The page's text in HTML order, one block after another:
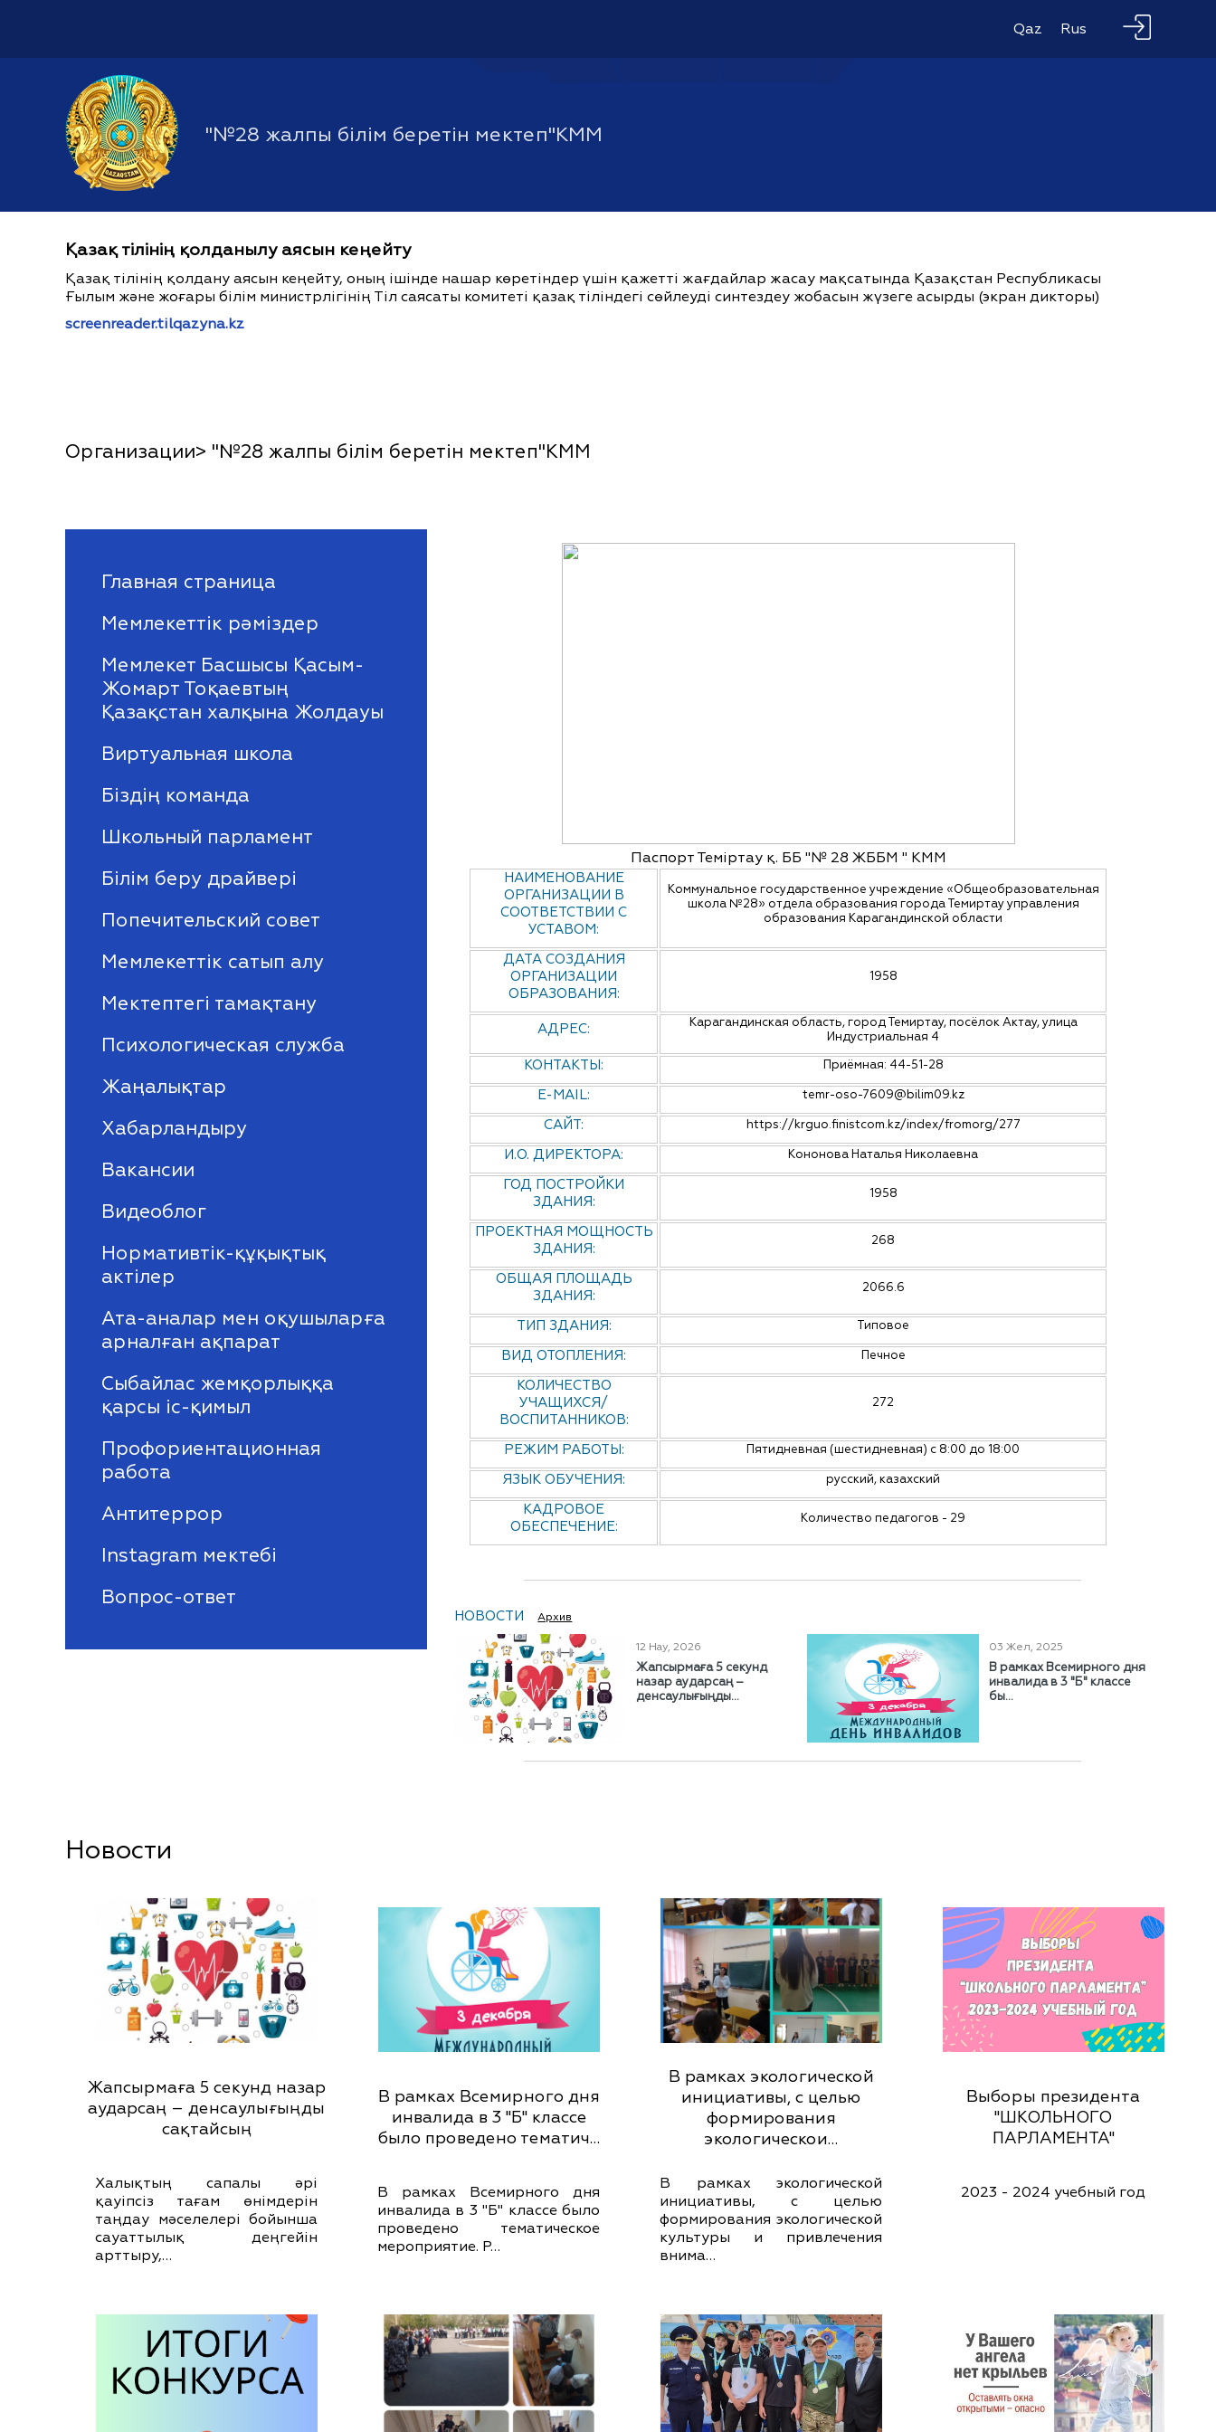
Qaz Rus
"№28 жалпы білім беретін мектеп"КММ
Қазақ тілінің қолданылу аясын кеңейту
Қазақ тілінің қолдану аясын кеңейту, оның ішінде нашар көретіндер үшін қажетті жағдайлар жасау мақсатында Қазақстан Республикасы
Ғылым және жоғары білім министрлігінің Тіл саясаты комитеті қазақ тіліндегі сөйлеуді синтездеу жобасын жүзеге асырды (экран дикторы)
screenreader.tilqazyna.kz
Организации> "№28 жалпы білім беретін мектеп"КММ
Главная страница
Мемлекеттік рәміздер
Мемлекет Басшысы Қасым-
Жомарт Тоқаевтың
Қазақстан халқына Жолдауы
Виртуальная школа
Біздің команда
Школьный парламент
Білім беру драйвері
Попечительский совет
Мемлекеттік сатып алу
Мектептегі тамақтану
Психологическая служба
Жаңалықтар
Хабарландыру
Вакансии
Видеоблог
Нормативтік-құқықтық
актілер
Ата-аналар мен оқушыларға
арналған ақпарат
Сыбайлас жемқорлыққа
қарсы іс-қимыл
Профориентационная
работа
Антитеррор
Instagram мектебі
Вопрос-ответ
Паспорт Теміртау қ. ББ "№ 28 ЖББМ " КММ
НАИМЕНОВАНИЕ
ОРГАНИЗАЦИИ В
СООТВЕТСТВИИ С
УСТАВОМ:
Коммунальное государственное учреждение «Общеобразовательная
школа №28» отдела образования города Темиртау управления
образования Карагандинской области
ДАТА СОЗДАНИЯ
ОРГАНИЗАЦИИ
ОБРАЗОВАНИЯ:
1958
АДРЕС:
Карагандинская область, город Темиртау, посёлок Актау, улица
Индустриальная 4
КОНТАКТЫ: Приёмная: 44-51-28
E-MAIL: temr-oso-7609@bilim09.kz
САЙТ: https://krguo.finistcom.kz/index/fromorg/277
И.О. ДИРЕКТОРА: Кононова Наталья Николаевна
ГОД ПОСТРОЙКИ
ЗДАНИЯ:
1958
ПРОЕКТНАЯ МОЩНОСТЬ
ЗДАНИЯ:
268
ОБЩАЯ ПЛОЩАДЬ
ЗДАНИЯ:
2066.6
ТИП ЗДАНИЯ: Типовое
ВИД ОТОПЛЕНИЯ: Печное
КОЛИЧЕСТВО
УЧАЩИХСЯ/
ВОСПИТАННИКОВ:
272
РЕЖИМ РАБОТЫ: Пятидневная (шестидневная) с 8:00 до 18:00
ЯЗЫК ОБУЧЕНИЯ: русский, казахский
КАДРОВОЕ
ОБЕСПЕЧЕНИЕ:
Количество педагогов - 29
НОВОСТИ Архив
12 Нау, 2026
Жапсырмаға 5 секунд
назар аударсаң –
денсаулығыңды...
03 Жел, 2025
В рамках Всемирного дня
инвалида в 3 "Б" классе
бы...
Новости
Жапсырмаға 5 секунд назар
аударсаң – денсаулығыңды
сақтайсың
Халықтың сапалы әрі
қауіпсіз тағам өнімдерін
таңдау мәселелері бойынша
сауаттылық деңгейін
арттыру,…
В рамках Всемирного дня
инвалида в 3 "Б" классе
было проведено тематич…
В рамках Всемирного дня
инвалида в 3 "Б" классе было
проведено тематическое
мероприятие. Р…
В рамках экологической
инициативы, с целью
формирования
экологическои…
В рамках экологической
инициативы, с целью
формирования экологической
культуры и привлечения
внима…
Выборы президента
"ШКОЛЬНОГО
ПАРЛАМЕНТА"
2023 - 2024 учебный год